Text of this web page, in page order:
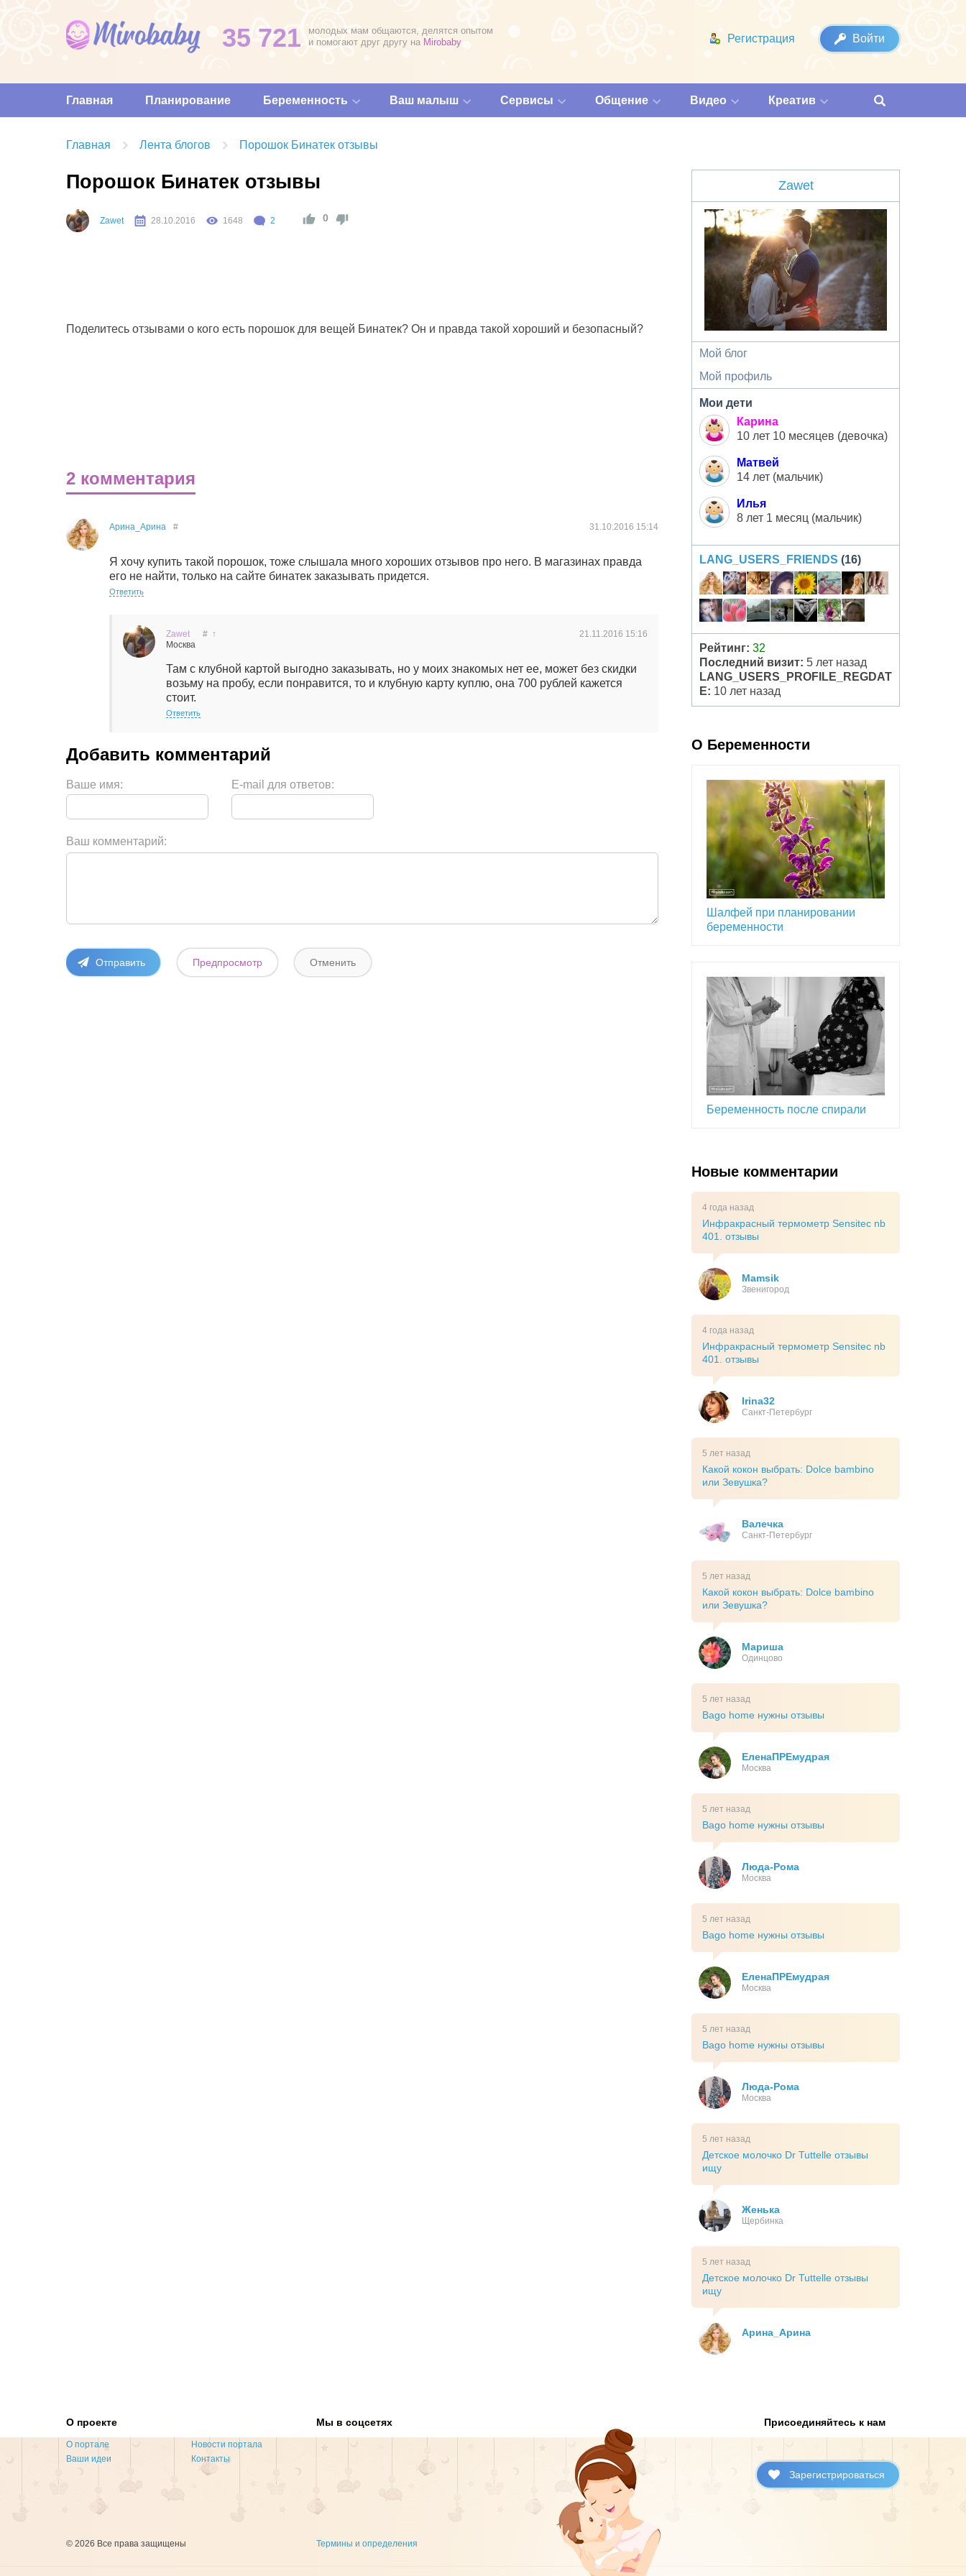
35 721
молодых мам общаются, делятся опытом
и помогают друг другу на Mirobaby Регистрация Войти
Главная Планирование Беременность Ваш малыш Сервисы Общение Видео Креатив
Главная Лента блогов Порошок Бинатек отзывы
Порошок Бинатек отзывы
Zawet 28.10.2016 1648 2 0
Поделитесь отзывами о кого есть порошок для вещей Бинатек? Он и правда такой хороший и безопасный?
2 комментария
Арина_Арина 31.10.2016 15:14
#
Я хочу купить такой порошок, тоже слышала много хороших отзывов про него. В магазинах правда
его не найти, только на сайте бинатек заказывать придется.
Ответить
Zawet
Москва
21.11.2016 15:16
# ↑
Там с клубной картой выгодно заказывать, но у моих знакомых нет ее, может без скидки
возьму на пробу, если понравится, то и клубную карту куплю, она 700 рублей кажется
стоит.
Ответить
Ваше имя: E-mail для ответов:
Ваш комментарий:
Zawet
Мой блог
Мой профиль
Мои дети
Карина
10 лет 10 месяцев (девочка)
Матвей
14 лет (мальчик)
Илья
8 лет 1 месяц (мальчик)
LANG_USERS_FRIENDS (16)
Рейтинг: 32
Последний визит: 5 лет назад
LANG_USERS_PROFILE_REGDAT
E: 10 лет назад
О Беременности
Шалфей при планировании
беременности
Беременность после спирали
Новые комментарии
4 года назад
Инфракрасный термометр Sensitec nb
401. отзывы
Mamsik
Звенигород
4 года назад
Инфракрасный термометр Sensitec nb
401. отзывы
Irina32
Санкт-Петербург
5 лет назад
Какой кокон выбрать: Dolce bambino
или Зевушка?
Валечка
Санкт-Петербург
5 лет назад
Какой кокон выбрать: Dolce bambino
или Зевушка?
Мариша
Одинцово
5 лет назад
Bago home нужны отзывы
ЕленаПРЕмудрая
Москва
5 лет назад
Bago home нужны отзывы
Люда-Рома
Москва
5 лет назад
Bago home нужны отзывы
ЕленаПРЕмудрая
Москва
5 лет назад
Bago home нужны отзывы
Люда-Рома
Москва
5 лет назад
Детское молочко Dr Tuttelle отзывы
ищу
Женька
Щербинка
5 лет назад
Детское молочко Dr Tuttelle отзывы
ищу
Арина_Арина
О проекте
О портале
Новости портала
Ваши идеи
Контакты
Мы в соцсетях Присоединяйтесь к нам
Зарегистрироваться
© 2026 Все права защищены Термины и определения